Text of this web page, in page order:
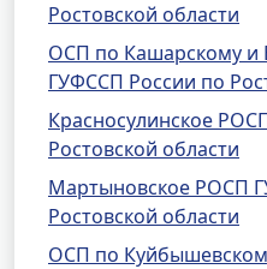
Ростовской области
ОСП по Кашарскому и
ГУФССП России по
Красносулинское
Ростовской области
Мартыновское РОСП
Ростовской области
ОСП по